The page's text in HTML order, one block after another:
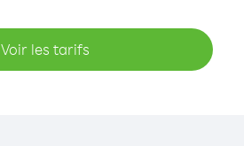
Voir les tarifs